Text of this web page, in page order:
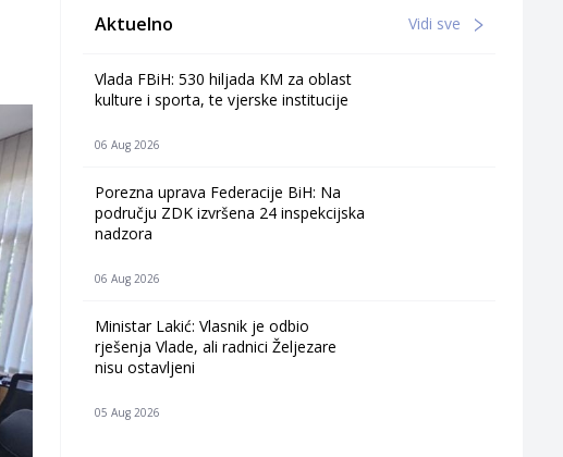
Aktuelno Vidi sve
Vlada FBiH: 530 hiljada KM za oblast
kulture i sporta, te vjerske institucije
06 Aug 2026
Porezna uprava Federacije BiH: Na
području ZDK izvršena 24 inspekcijska
nadzora
06 Aug 2026
Ministar Lakić: Vlasnik je odbio
rješenja Vlade, ali radnici Željezare
nisu ostavljeni
05 Aug 2026